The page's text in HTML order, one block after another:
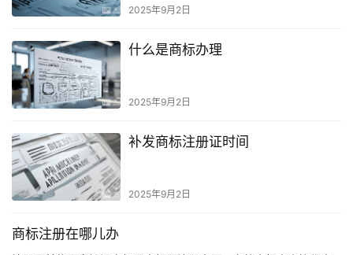
2025年9月2日
什么是商标办理
2025年9月2日
补发商标注册证时间
2025年9月2日
商标注册在哪儿办